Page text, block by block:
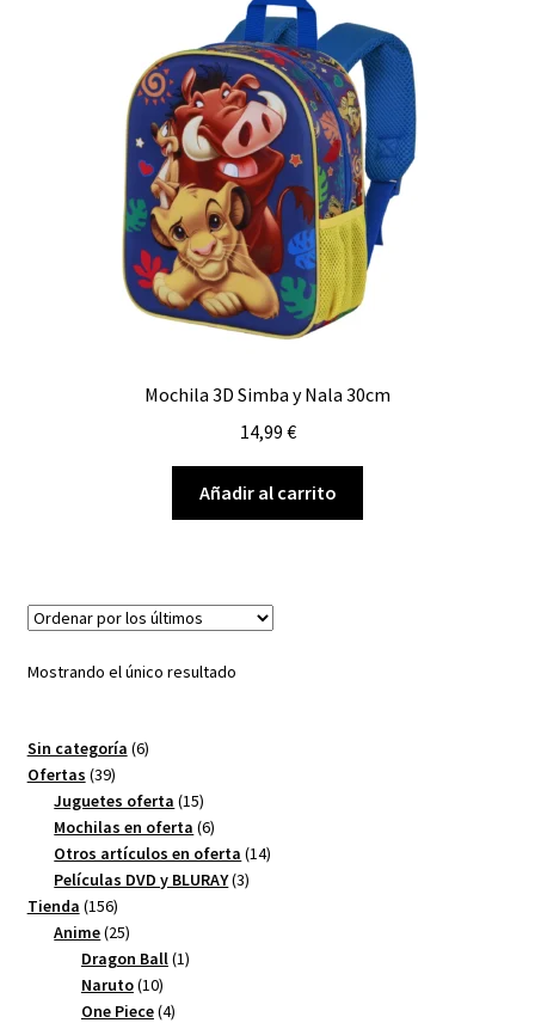
Mochila 3D Simba y Nala 30cm
14,99 €
Añadir al carrito
Mostrando el único resultado
Sin categoría 66
Ofertas 3939
productos
Juguetes oferta 1515
productos
Mochilas en oferta 66
productos
Otros artículos en oferta 1414
Películas DVD y BLURAY 33
Tienda 156156
productos
Anime 2525
productos
Dragon Ball 11
Naruto 1010
productos
One Piece 44